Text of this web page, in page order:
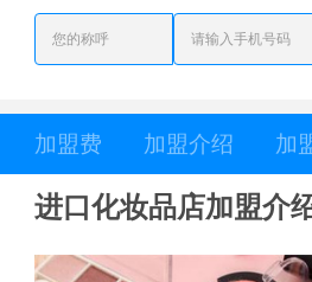
加盟费 加盟介绍 加
进口化妆品店加盟介